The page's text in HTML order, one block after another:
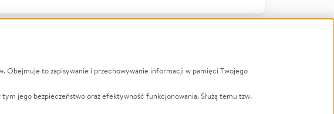
Zbieraj na
Leczenie
LGBTQ+
Obejmuje to zapisywanie i przechowywanie informacji w pamięci Twojego
jego bezpieczeństwo oraz efektywność funkcjonowania. Służą temu tzw.